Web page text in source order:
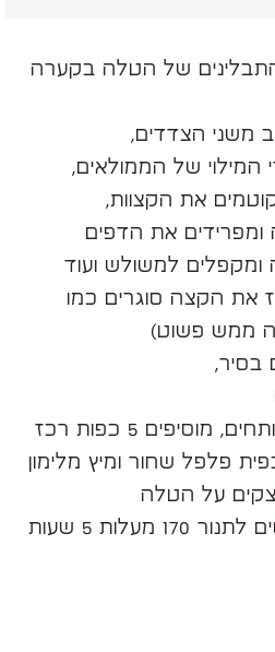
של הטלה בקערה
משני הצדדים,
של הממולאים,
את הקצוות,
ומפרידים את הדפים
למשולש ועוד
את הקצה סוגרים כמו
ממש פשוט)
בסיר,
לוקחים 4 כוסות מים רותחים, מוסיפים 5 כפות רכז
פלפל שחור ומיץ מלימון
על הטלה
5 שעות